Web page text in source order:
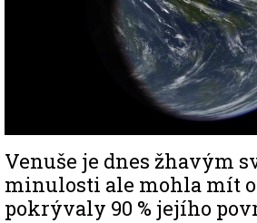
Venuše je dnes žhavým
minulosti ale mohla mít
pokrývaly 90 % jejího